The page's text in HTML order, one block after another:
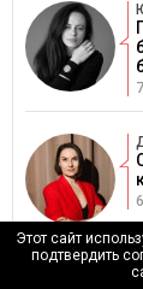
Этот сайт
подтвердить